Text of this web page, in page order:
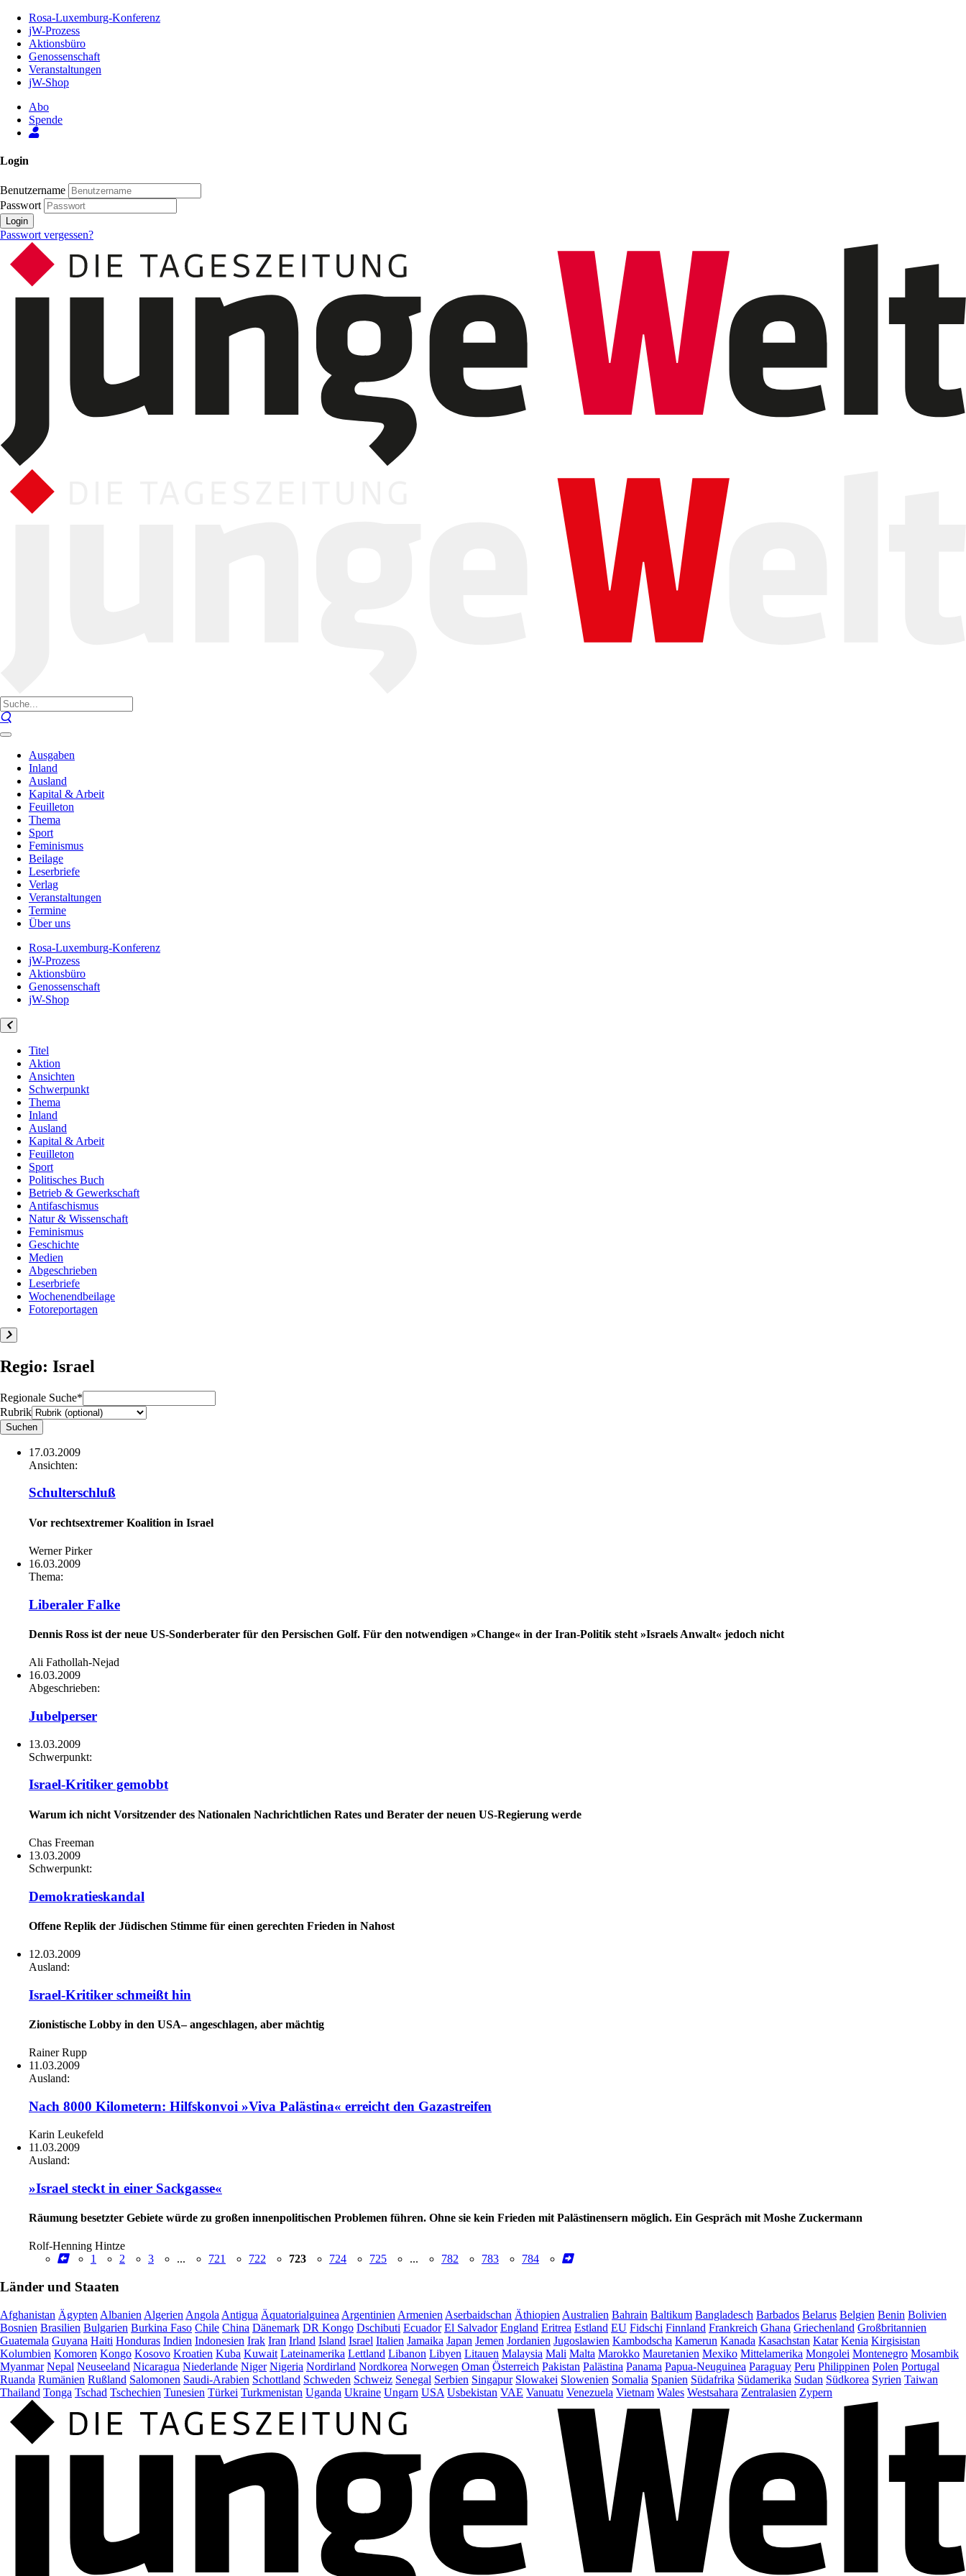
Inhalt
Seite
Rosa-Luxemburg-Konferenz
jW-Prozess
Aktionsbüro
Genossenschaft
Veranstaltungen
jW-Shop
Abo
Spende
Login
Benutzername
Passwort
Login
Passwort vergessen?
Ausgaben
Inland
Ausland
Kapital & Arbeit
Feuilleton
Thema
Sport
Feminismus
Beilage
Leserbriefe
Verlag
Veranstaltungen
Termine
Über uns
Rosa-Luxemburg-Konferenz
jW-Prozess
Aktionsbüro
Genossenschaft
jW-Shop
Titel
Aktion
Ansichten
Schwerpunkt
Thema
Inland
Ausland
Kapital & Arbeit
Feuilleton
Sport
Politisches Buch
Betrieb & Gewerkschaft
Antifaschismus
Natur & Wissenschaft
Feminismus
Geschichte
Medien
Abgeschrieben
Leserbriefe
Wochenendbeilage
Fotoreportagen
Regio: Israel
Regionale Suche*
Rubrik
17.03.2009
Ansichten:
Schulterschluß
Vor rechtsextremer Koalition in Israel
Werner Pirker
16.03.2009
Thema:
Liberaler Falke
Dennis Ross ist der neue US-Sonderberater für den Persischen Golf. Für den notwendigen »Change« in der Iran-Politik steht »Israels Anwalt« jedoch nicht
Ali Fathollah-Nejad
16.03.2009
Abgeschrieben:
Jubelperser
13.03.2009
Schwerpunkt:
Israel-Kritiker gemobbt
Warum ich nicht Vorsitzender des Nationalen Nachrichtlichen Rates und Berater der neuen US-Regierung werde
Chas Freeman
13.03.2009
Schwerpunkt:
Demokratieskandal
Offene Replik der Jüdischen Stimme für einen gerechten Frieden in Nahost
12.03.2009
Ausland:
Israel-Kritiker schmeißt hin
Zionistische Lobby in den USA– angeschlagen, aber mächtig
Rainer Rupp
11.03.2009
Ausland:
Nach 8000 Kilometern: Hilfskonvoi »Viva Palästina« erreicht den Gazastreifen
Karin Leukefeld
11.03.2009
Ausland:
»Israel steckt in einer Sackgasse«
Räumung besetzter Gebiete würde zu großen innenpolitischen Problemen führen. Ohne sie kein Frieden mit Palästinensern möglich. Ein Gespräch mit Moshe Zuckermann
Rolf-Henning Hintze
1
2 3 ... 721 722 723 724 725 ... 782 783 784
Länder und Staaten
Afghanistan Ägypten Albanien Algerien Angola Antigua Äquatorialguinea Argentinien Armenien Aserbaidschan Äthiopien Australien Bahrain Baltikum Bangladesch Barbados Belarus Belgien Benin Bolivien
Bosnien Brasilien Bulgarien Burkina Faso Chile China Dänemark DR Kongo Dschibuti Ecuador El Salvador England Eritrea Estland EU Fidschi Finnland Frankreich Ghana Griechenland Großbritannien
Guatemala Guyana Haiti Honduras Indien Indonesien Irak Iran Irland Island Israel Italien Jamaika Japan Jemen Jordanien Jugoslawien Kambodscha Kamerun Kanada Kasachstan Katar Kenia Kirgisistan
Kolumbien Komoren Kongo Kosovo Kroatien Kuba Kuwait Lateinamerika Lettland Libanon Libyen Litauen Malaysia Mali Malta Marokko Mauretanien Mexiko Mittelamerika Mongolei Montenegro Mosambik
Myanmar Nepal Neuseeland Nicaragua Niederlande Niger Nigeria Nordirland Nordkorea Norwegen Oman Österreich Pakistan Palästina Panama Papua-Neuguinea Paraguay Peru Philippinen Polen Portugal
Ruanda Rumänien Rußland Salomonen Saudi-Arabien Schottland Schweden Schweiz Senegal Serbien Singapur Slowakei Slowenien Somalia Spanien Südafrika Südamerika Sudan Südkorea Syrien Taiwan
Thailand Tonga Tschad Tschechien Tunesien Türkei Turkmenistan Uganda Ukraine Ungarn USA Usbekistan VAE Vanuatu Venezuela Vietnam Wales Westsahara Zentralasien Zypern